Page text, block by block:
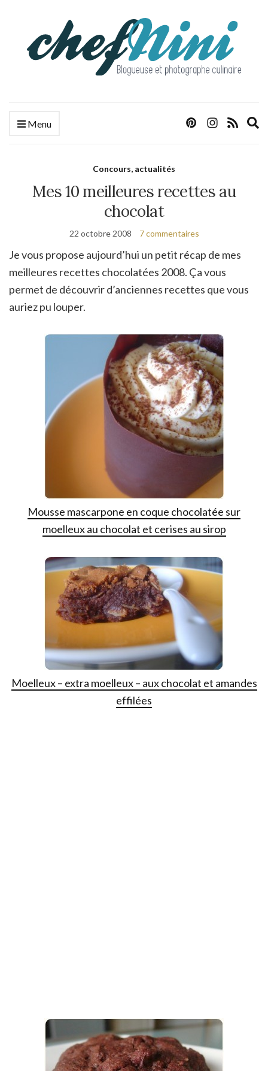
Menu
Concours, actualités
Mes 10 meilleures recettes au
chocolat
22 octobre 2008 7 commentaires
Je vous propose aujourd’hui un petit récap de mes
meilleures recettes chocolatées 2008. Ça vous
permet de découvrir d’anciennes recettes que vous
auriez pu louper.
Mousse mascarpone en coque chocolatée sur
moelleux au chocolat et cerises au sirop
Moelleux – extra moelleux – aux chocolat et amandes
effilées